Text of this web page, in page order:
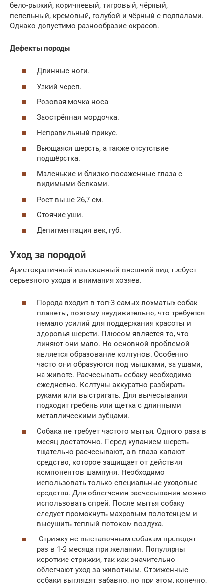
бело-рыжий, коричневый, тигровый, чёрный,
пепельный, кремовый, голубой и чёрный с подпалами.
Однако допустимо разнообразие окрасов.
Дефекты породы
Длинные ноги.
Узкий череп.
Розовая мочка носа.
Заострённая мордочка.
Неправильный прикус.
Вьющаяся шерсть, а также отсутствие
подшёрстка.
Маленькие и близко посаженные глаза с
видимыми белками.
Рост выше 26,7 см.
Стоячие уши.
Депигментация век, губ.
Уход за породой
Аристократичный изысканный внешний вид требует
серьезного ухода и внимания хозяев.
Порода входит в топ-3 самых лохматых собак
планеты, поэтому неудивительно, что требуется
немало усилий для поддержания красоты и
здоровья шерсти. Плюсом является то, что
линяют они мало. Но основной проблемой
является образование колтунов. Особенно
часто они образуются под мышками, за ушами,
на животе. Расчесывать собаку необходимо
ежедневно. Колтуны аккуратно разбирать
руками или выстригать. Для вычесывания
подходит гребень или щетка с длинными
металлическими зубцами.
Собака не требует частого мытья. Одного раза в
месяц достаточно. Перед купанием шерсть
тщательно расчесывают, а в глаза капают
средство, которое защищает от действия
компонентов шампуня. Необходимо
использовать только специальные уходовые
средства. Для облегчения расчесывания можно
использовать спрей. После мытья собаку
следует промокнуть махровым полотенцем и
высушить теплый потоком воздуха.
Стрижку не выставочным собакам проводят
раз в 1-2 месяца при желании. Популярны
короткие стрижки, так как значительно
облегчают уход за животным. Стриженные
собаки выглядят забавно, но при этом, конечно,